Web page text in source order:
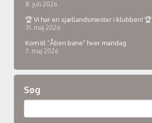
8. juli 2026
🏆 Vi har en sjællandsmester i klubben! 🏆
31. maj 2026
Kom til “Åben bane” hver mandag
7. maj 2026
Søg